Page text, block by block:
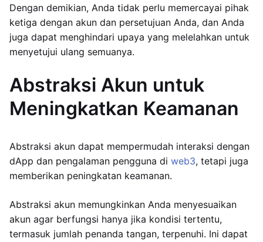
Dengan demikian, Anda tidak perlu memercayai pihak
ketiga dengan akun dan persetujuan Anda, dan Anda
juga dapat menghindari upaya yang melelahkan untuk
menyetujui ulang semuanya.
Abstraksi Akun untuk
Meningkatkan Keamanan
Abstraksi akun dapat mempermudah interaksi dengan
dApp dan pengalaman pengguna di web3, tetapi juga
memberikan peningkatan keamanan.
Abstraksi akun memungkinkan Anda menyesuaikan
akun agar berfungsi hanya jika kondisi tertentu,
termasuk jumlah penanda tangan, terpenuhi. Ini dapat